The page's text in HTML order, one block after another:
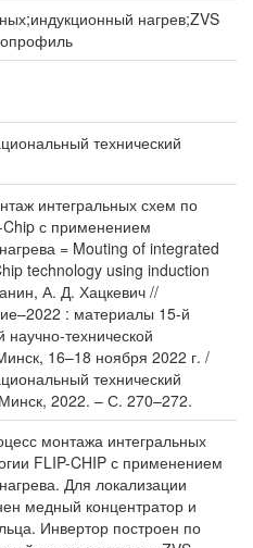
нагрев;ZVS
технический
интегральных схем по
Chip с применением
= Mouting of integrated
technology using induction
А. Д. Хацкевич //
: материалы 15-й
технической
16–18 ноября 2022 г. /
технический
2022. – С. 270–272.
монтажа интегральных
FLIP-CHIP с применением
Для локализации
медный концентратор и
Инвертор построен по